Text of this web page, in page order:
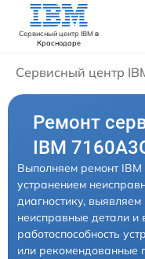
Сервисный центр IBM в
Краснодаре
Сервисный центр
Ремонт
IBM
Выполняем ремонт
устранением
диагностику,
неисправные детали и
работоспособность
или рекомендованные